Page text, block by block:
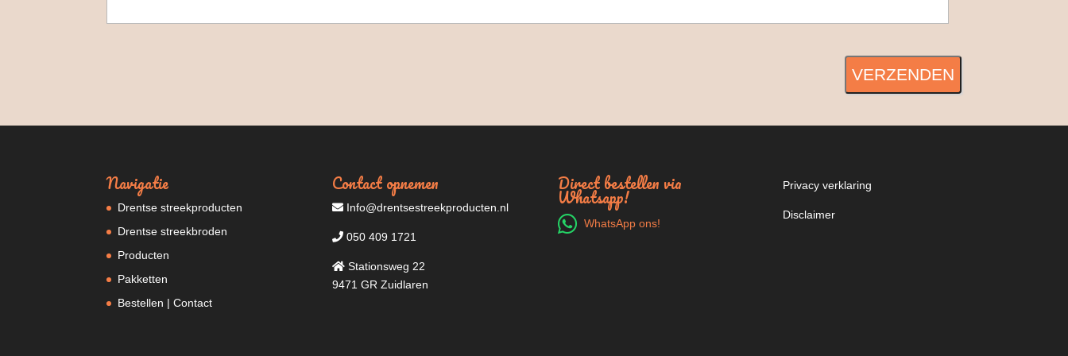
VERZENDEN
Navigatie
Drentse streekproducten
Drentse streekbroden
Producten
Pakketten
Bestellen | Contact
Contact opnemen
Info@drentsestreekproducten.nl
050 409 1721
Stationsweg 22
9471 GR Zuidlaren
Direct bestellen via
Whatsapp!
WhatsApp ons!
Privacy verklaring
Disclaimer